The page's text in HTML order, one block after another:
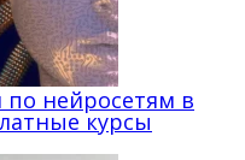
нейросетям в
курсы